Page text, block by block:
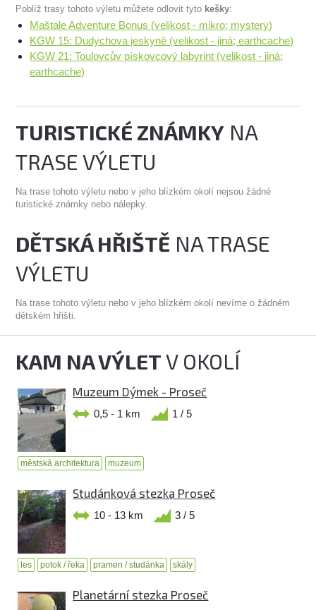
Poblíž trasy tohoto výletu můžete odlovit tyto kešky:
Maštale Adventure Bonus (velikost - mikro; mystery)
KGW 15: Dudychova jeskyně (velikost - jiná; earthcache)
KGW 21: Toulovcův pískovcový labyrint (velikost - jiná;
earthcache)
TURISTICKÉ ZNÁMKY NA
TRASE VÝLETU
Na trase tohoto výletu nebo v jeho blízkém okolí nejsou žádné
turistické známky nebo nálepky.
DĚTSKÁ HŘIŠTĚ NA TRASE
VÝLETU
Na trase tohoto výletu nebo v jeho blízkém okolí nevíme o žádném
dětském hřišti.
KAM NA VÝLETV OKOLÍ
Muzeum Dýmek - Proseč
0,5 - 1 km 1 / 5
městská architektura muzeum
Studánková stezka Proseč
10 - 13 km 3 / 5
les potok / řeka pramen / studánka skály
Planetární stezka Proseč